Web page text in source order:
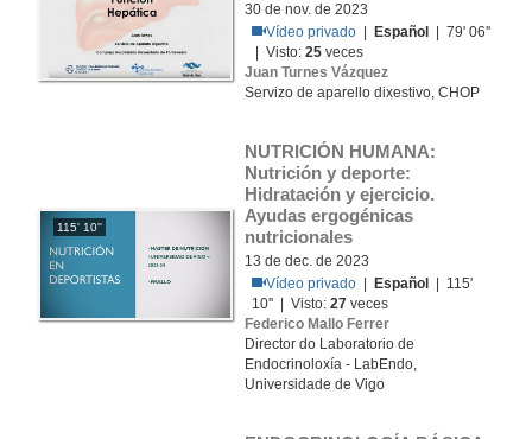
30 de nov. de 2023
Vídeo privado
Español
| 79' 06''
| Visto:25 veces
Juan Turnes Vázquez
Servizo de aparello dixestivo, CHOP
115' 10''
NUTRICIÓN HUMANA:
Nutrición y deporte:
Hidratación y ejercicio.
Ayudas ergogénicas
nutricionales
13 de dec. de 2023
Vídeo privado
Español
| 115'
10'' | Visto:27 veces
Federico Mallo Ferrer
Director do Laboratorio de
Endocrinoloxía - LabEndo,
Universidade de Vigo